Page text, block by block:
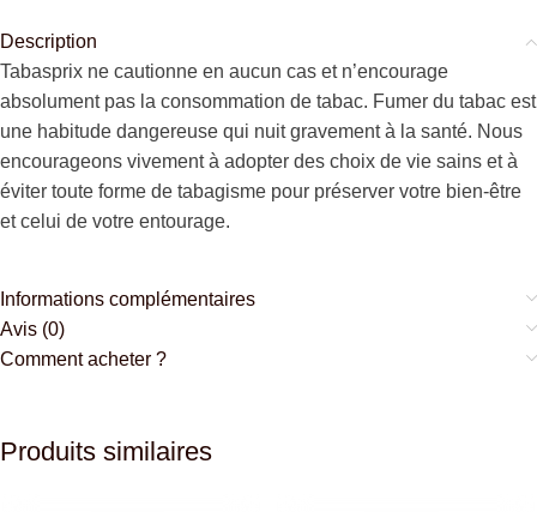
Description
Tabasprix ne cautionne en aucun cas et n’encourage
absolument pas la consommation de tabac. Fumer du tabac est
une habitude dangereuse qui nuit gravement à la santé. Nous
encourageons vivement à adopter des choix de vie sains et à
éviter toute forme de tabagisme pour préserver votre bien-être
et celui de votre entourage.
Informations complémentaires
Avis (0)
Comment acheter ?
Produits similaires